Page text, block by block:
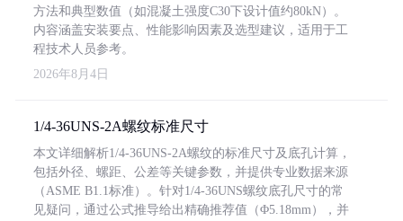
方法和典型数值（如混凝土强度C30下设计值约80kN）。
内容涵盖安装要点、性能影响因素及选型建议，适用于工
程技术人员参考。
2026年8月4日
1/4-36UNS-2A螺纹标准尺寸
本文详细解析1/4-36UNS-2A螺纹的标准尺寸及底孔计算，
包括外径、螺距、公差等关键参数，并提供专业数据来源
（ASME B1.1标准）。针对1/4-36UNS螺纹底孔尺寸的常
见疑问，通过公式推导给出精确推荐值（Φ5.18mm），并